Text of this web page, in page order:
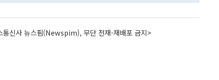
통신사 뉴스핌(Newspim), 무단 전재-재배포 금지>